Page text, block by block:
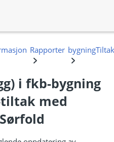
i fkb-bygning
med